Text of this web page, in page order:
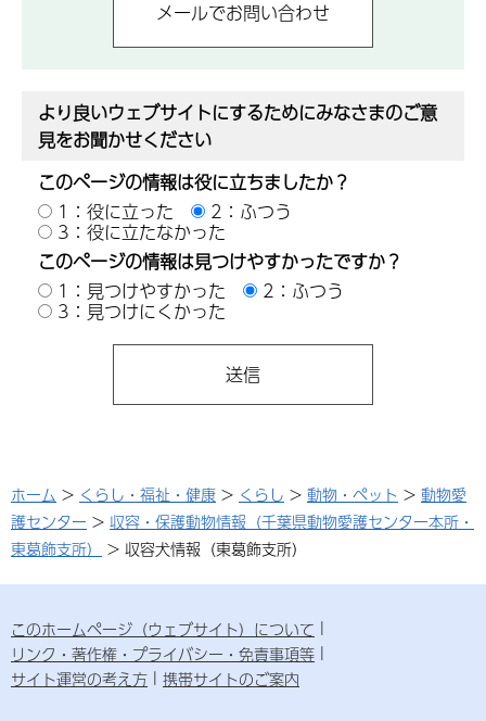
より良いウェブサイトにするためにみなさまのご意
見をお聞かせください
このページの情報は役に立ちましたか？
1：役に立った
2：ふつう
3：役に立たなかった
このページの情報は見つけやすかったですか？
1：見つけやすかった
2：ふつう
3：見つけにくかった
ホーム > くらし・福祉・健康 > くらし > 動物・ペット > 動物愛
護センター > 収容・保護動物情報（千葉県動物愛護センター本所・
東葛飾支所）
> 収容犬情報（東葛飾支所）
このホームページ（ウェブサイト）について
リンク・著作権・プライバシー・免責事項等
サイト運営の考え方
携帯サイトのご案内